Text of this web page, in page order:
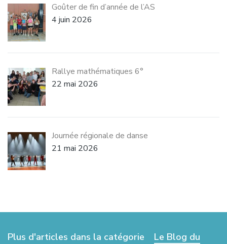
Goûter de fin d’année de l’AS
4 juin 2026
Rallye mathématiques 6°
22 mai 2026
Journée régionale de danse
21 mai 2026
Plus d'articles dans la catégorie
Le Blog du